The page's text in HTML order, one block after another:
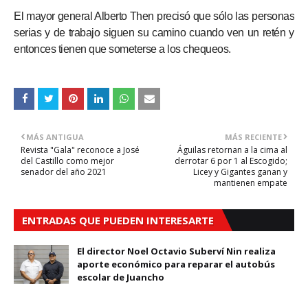
El mayor general Alberto Then precisó que sólo las personas
serias y de trabajo siguen su camino cuando ven un retén y
entonces tienen que someterse a los chequeos.
MÁS RECIENTE
Águilas retornan a la cima al
derrotar 6 por 1 al Escogido;
Licey y Gigantes ganan y
mantienen empate
MÁS ANTIGUA
Revista "Gala" reconoce a José
del Castillo como mejor
senador del año 2021
ENTRADAS QUE PUEDEN INTERESARTE
El director Noel Octavio Suberví Nin realiza
aporte económico para reparar el autobús
escolar de Juancho